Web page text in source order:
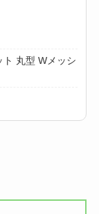
丸型 Wメッシ